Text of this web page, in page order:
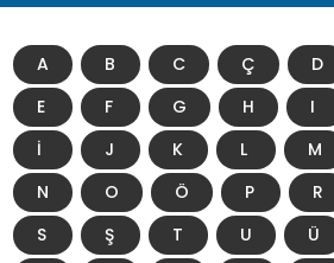
A B C Ç
D
E
F G H
I
İ
J K L
M
N
O Ö P
R
S
Ş T U
Ü